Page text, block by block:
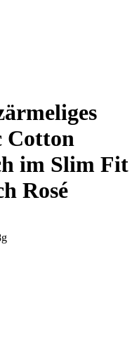
Cotton
im Slim Fit
Rosé